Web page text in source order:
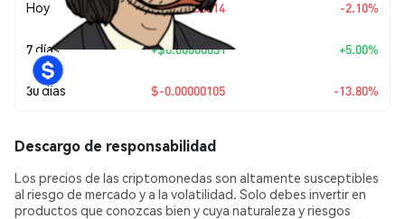
Hoy $-0.00000014 -2.10%
7 días +$0.00000031 +5.00%
30 días $-0.00000105 -13.80%
Descargo de responsabilidad
Los precios de las criptomonedas son altamente susceptibles
al riesgo de mercado y a la volatilidad. Solo debes invertir en
productos que conozcas bien y cuya naturaleza y riesgos